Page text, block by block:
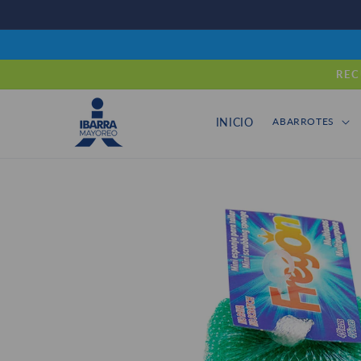
al contenido
INICIO ABARROTES